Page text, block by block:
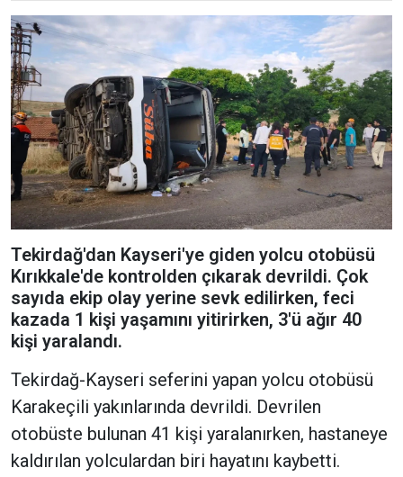
Tekirdağ'dan Kayseri'ye giden yolcu otobüsü
Kırıkkale'de kontrolden çıkarak devrildi. Çok
sayıda ekip olay yerine sevk edilirken, feci
kazada 1 kişi yaşamını yitirirken, 3'ü ağır 40
kişi yaralandı.
Tekirdağ-Kayseri seferini yapan yolcu otobüsü
Karakeçili yakınlarında devrildi. Devrilen
otobüste bulunan 41 kişi yaralanırken, hastaneye
kaldırılan yolculardan biri hayatını kaybetti.